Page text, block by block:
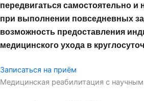
передвигаться самостоятельно
при выполнении повседневных
возможность предоставления
медицинского ухода в
Записаться на приём
Медицинская реабилитация с